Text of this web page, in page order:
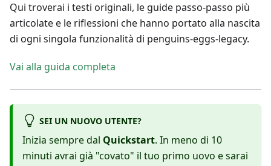
Qui troverai i testi originali, le guide passo-passo più
articolate e le riflessioni che hanno portato alla nascita
di ogni singola funzionalità di penguins-eggs-legacy.
Vai alla guida completa
SEI UN NUOVO UTENTE?
Inizia sempre dal Quickstart. In meno di 10
minuti avrai già "covato" il tuo primo uovo e sarai